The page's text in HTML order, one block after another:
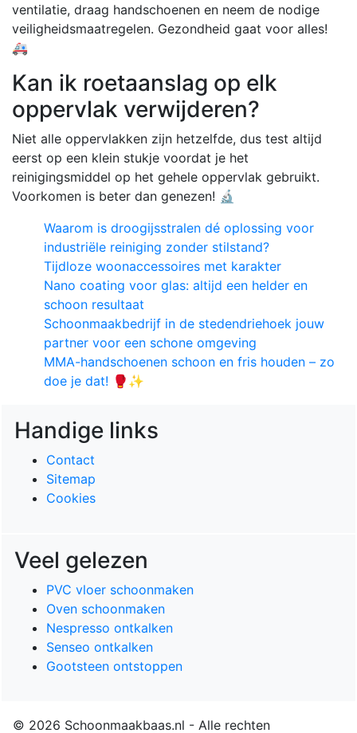
ventilatie, draag handschoenen en neem de nodige
veiligheidsmaatregelen. Gezondheid gaat voor alles!
🚑
Kan ik roetaanslag op elk
oppervlak verwijderen?
Niet alle oppervlakken zijn hetzelfde, dus test altijd
eerst op een klein stukje voordat je het
reinigingsmiddel op het gehele oppervlak gebruikt.
Voorkomen is beter dan genezen! 🔬
Waarom is droogijsstralen dé oplossing voor
industriële reiniging zonder stilstand?
Tijdloze woonaccessoires met karakter
Nano coating voor glas: altijd een helder en
schoon resultaat
Schoonmaakbedrijf in de stedendriehoek jouw
partner voor een schone omgeving
MMA-handschoenen schoon en fris houden – zo
doe je dat! 🥊✨
Handige links
Contact
Sitemap
Cookies
Veel gelezen
PVC vloer schoonmaken
Oven schoonmaken
Nespresso ontkalken
Senseo ontkalken
Gootsteen ontstoppen
© 2026 Schoonmaakbaas.nl - Alle rechten